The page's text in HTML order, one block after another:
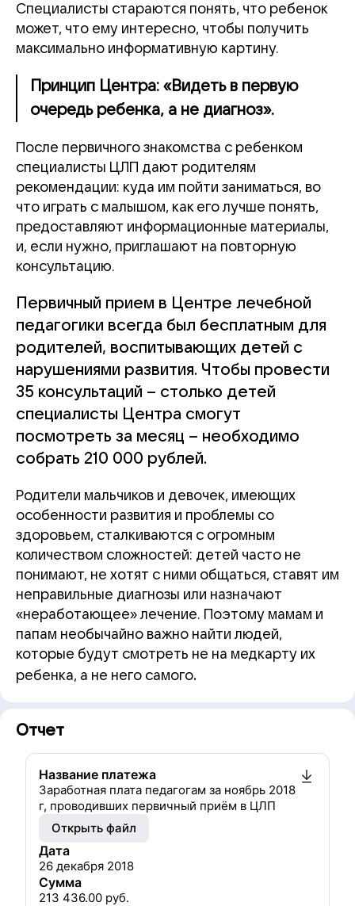
Специалисты стараются понять, что ребенок
может, что ему интересно, чтобы получить
максимально информативную картину.
Принцип Центра: «Видеть в первую
очередь ребенка, а не диагноз».
После первичного знакомства с ребенком
специалисты ЦЛП дают родителям
рекомендации: куда им пойти заниматься, во
что играть с малышом, как его лучше понять,
предоставляют информационные материалы,
и, если нужно, приглашают на повторную
консультацию.
Первичный прием в Центре лечебной
педагогики всегда был бесплатным для
родителей, воспитывающих детей с
нарушениями развития. Чтобы провести
35 консультаций – столько детей
специалисты Центра смогут
посмотреть за месяц – необходимо
собрать 210 000 рублей.
Родители мальчиков и девочек, имеющих
особенности развития и проблемы со
здоровьем, сталкиваются с огромным
количеством сложностей: детей часто не
понимают, не хотят с ними общаться, ставят им
неправильные диагнозы или назначают
«неработающее» лечение. Поэтому мамам и
папам необычайно важно найти людей,
которые будут смотреть не на медкарту их
ребенка, а не него самого.
Отчет
Название платежа
Заработная плата педагогам за ноябрь 2018
г, проводивших первичный приём в ЦЛП
Открыть файл
Дата
26 декабря 2018
Сумма
213 436.00 руб.